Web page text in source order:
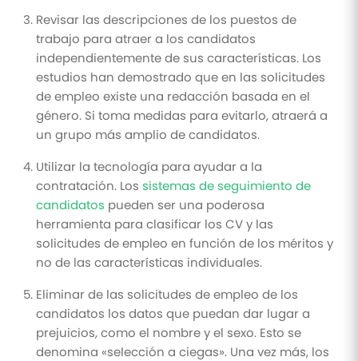
Revisar las descripciones de los puestos de
trabajo para atraer a los candidatos
independientemente de sus características. Los
estudios han demostrado que en las solicitudes
de empleo existe una redacción basada en el
género. Si toma medidas para evitarlo, atraerá a
un grupo más amplio de candidatos.
Utilizar la tecnología para ayudar a la
contratación. Los sistemas de seguimiento de
candidatos pueden ser una poderosa
herramienta para clasificar los CV y las
solicitudes de empleo en función de los méritos y
no de las características individuales.
Eliminar de las solicitudes de empleo de los
candidatos los datos que puedan dar lugar a
prejuicios, como el nombre y el sexo. Esto se
denomina «selección a ciegas». Una vez más, los